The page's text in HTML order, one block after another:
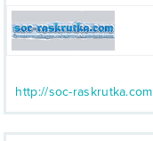
http://soc-raskrutka.com